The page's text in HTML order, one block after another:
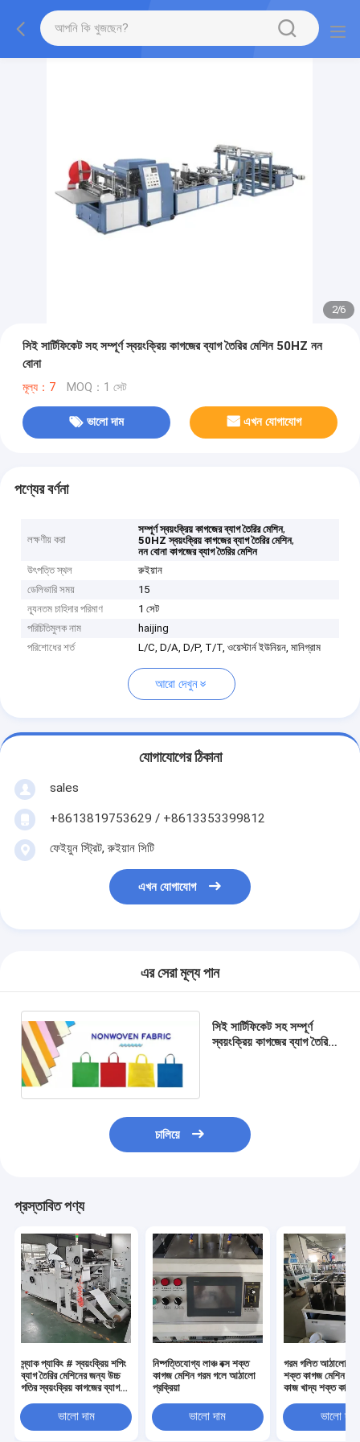
2/6
সিই সার্টিফিকেট সহ সম্পূর্ণ স্বয়ংক্রিয় কাগজের ব্যাগ তৈরির মেশিন 50HZ নন
বোনা
মূল্য：7 MOQ：1 সেট
ভালো দাম এখন যোগাযোগ
পণ্যের বর্ণনা
লক্ষণীয় করা
সম্পূর্ণ স্বয়ংক্রিয় কাগজের ব্যাগ তৈরির মেশিন,
50HZ স্বয়ংক্রিয় কাগজের ব্যাগ তৈরির মেশিন,
নন বোনা কাগজের ব্যাগ তৈরির মেশিন
উৎপত্তি স্থল
রুইয়ান
ডেলিভারি সময়
15
ন্যূনতম চাহিদার পরিমাণ
1 সেট
পরিচিতিমুলক নাম
haijing
পরিশোধের শর্ত
L/C, D/A, D/P, T/T, ওয়েস্টার্ন ইউনিয়ন, মানিগ্রাম
আরো দেখুন
যোগাযোগের ঠিকানা
sales
+8613819753629 / +8613353399812
ফেইয়ুন স্ট্রিট, রুইয়ান সিটি
এখন যোগাযোগ
এর সেরা মূল্য পান
সিই সার্টিফিকেট সহ সম্পূর্ণ
স্বয়ংক্রিয় কাগজের ব্যাগ তৈরির
চালিয়ে
প্রস্তাবিত পণ্য
স্ন্যাক প্যাকিং # স্বয়ংক্রিয় শপিং
ব্যাগ তৈরির মেশিনের জন্য উচ্চ
গতির স্বয়ংক্রিয় কাগজের ব্যাগ
ভালো দাম
নিষ্পত্তিযোগ্য লাঞ্চ বক্স শক্ত
কাগজ মেশিন গরম গলে আঠালো
প্রক্রিয়া
ভালো দাম
গরম গলিত আঠালো
শক্ত কাগজ মেশিন
কাজ খাদ্য শক্ত কাগজ
ভালো দাম